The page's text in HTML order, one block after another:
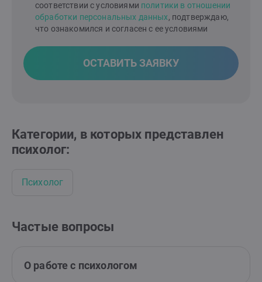
соответствии с условиями политики в отношении
обработки персональных данных, подтверждаю,
что ознакомился и согласен с ее условиями
ОСТАВИТЬ ЗАЯВКУ
Категории, в которых представлен
психолог:
Психолог
Частые вопросы
О работе с психологом